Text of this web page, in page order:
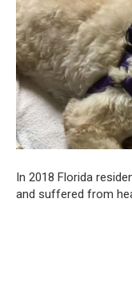
In 2018 Florida
and suffered from